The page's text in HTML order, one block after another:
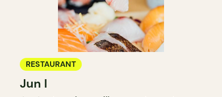
RESTAURANT
Jun I